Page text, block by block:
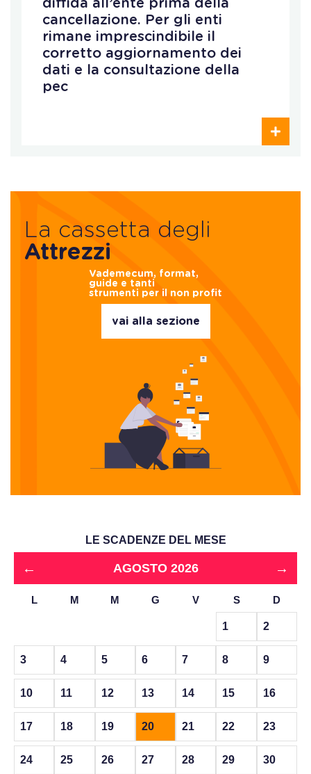
diffida all’ente prima della
cancellazione. Per gli enti
rimane imprescindibile il
corretto aggiornamento dei
dati e la consultazione della
pec
La cassetta degli
Attrezzi
Vademecum, format,
guide e tanti
strumenti per il non profit
vai alla sezione
LE SCADENZE DEL MESE
← AGOSTO 2026 →
L M M G V S D
1 2
3 4 5 6 7 8 9
10 11 12 13 14 15 16
17 18 19 20 21 22 23
24 25 26 27 28 29 30